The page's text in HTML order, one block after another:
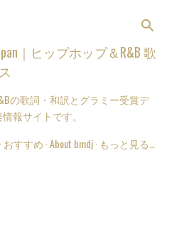
ン コンテンツに移動
｜ヒップホップ＆R&B 歌
の歌詞・和訳とグラミー受賞デ
報サイトです。
おすすめ About bmdj もっと見る…